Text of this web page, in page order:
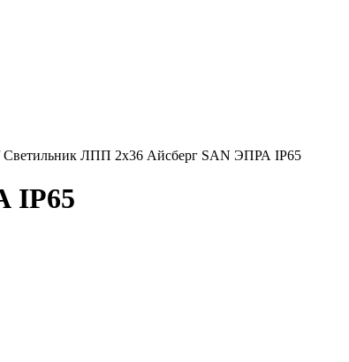
Светильник ЛПП 2х36 Айсберг SAN ЭПРА IP65
IP65